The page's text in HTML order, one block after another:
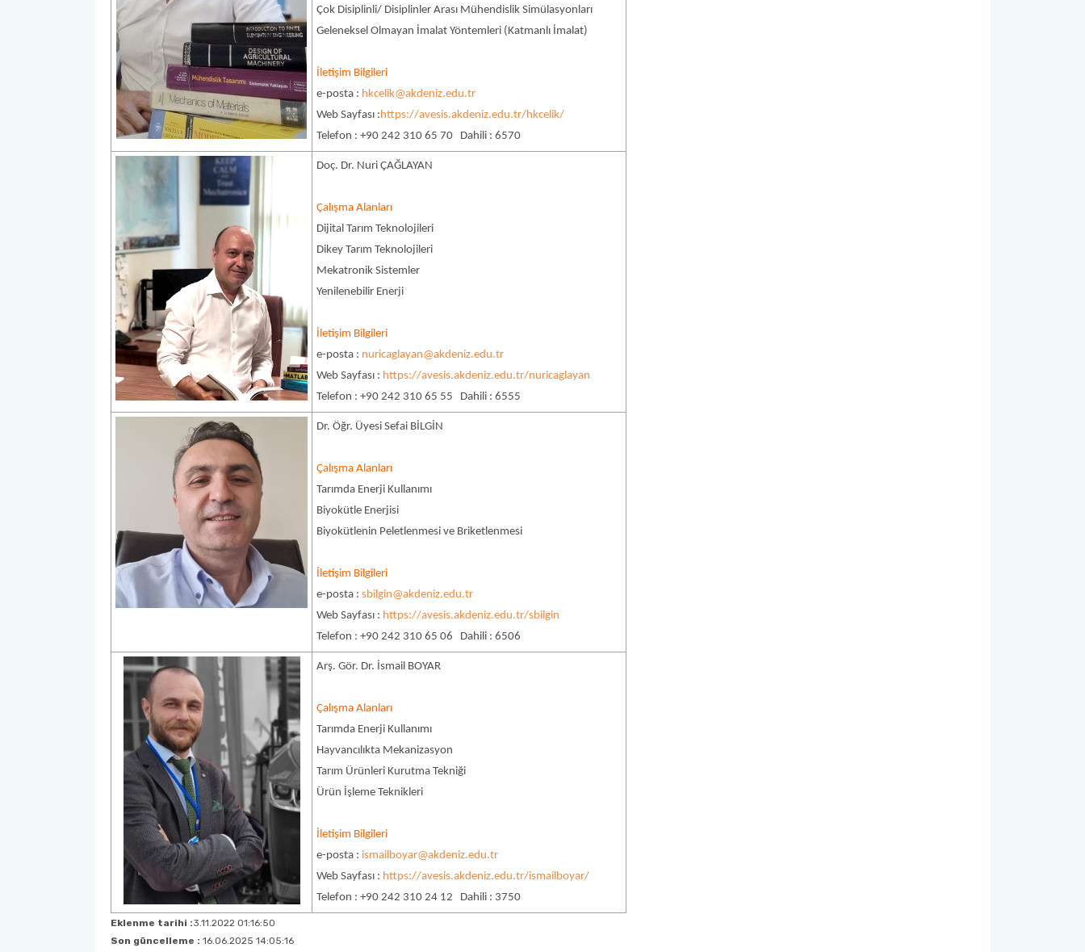
Çok Disiplinli/ Disiplinler Arası Mühendislik Simülasyonları
Geleneksel Olmayan İmalat Yöntemleri (Katmanlı İmalat)
İletişim Bilgileri
e-posta : hkcelik@akdeniz.edu.tr
Web Sayfası :https://avesis.akdeniz.edu.tr/hkcelik/
Telefon : +90 242 310 65 70 Dahili : 6570
Doç. Dr. Nuri ÇAĞLAYAN
Çalışma Alanları
Dijital Tarım Teknolojileri
Dikey Tarım Teknolojileri
Mekatronik Sistemler
Yenilenebilir Enerji
İletişim Bilgileri
e-posta : nuricaglayan@akdeniz.edu.tr
Web Sayfası : https://avesis.akdeniz.edu.tr/nuricaglayan
Telefon : +90 242 310 65 55 Dahili : 6555
Dr. Öğr. Üyesi Sefai BİLGİN
Çalışma Alanları
Tarımda Enerji Kullanımı
Biyokütle Enerjisi
Biyokütlenin Peletlenmesi ve Briketlenmesi
İletişim Bilgileri
e-posta :sbilgin@akdeniz.edu.tr
Web Sayfası : https://avesis.akdeniz.edu.tr/sbilgin
Telefon : +90 242 310 65 06 Dahili : 6506
Arş. Gör. Dr. İsmail BOYAR
Çalışma Alanları
Tarımda Enerji Kullanımı
Hayvancılıkta Mekanizasyon
Tarım Ürünleri Kurutma Tekniği
Ürün İşleme Teknikleri
İletişim Bilgileri
e-posta : ismailboyar@akdeniz.edu.tr
Web Sayfası : https://avesis.akdeniz.edu.tr/ismailboyar/
Telefon : +90 242 310 24 12 Dahili : 3750
Eklenme tarihi :3.11.2022 01:16:50
Son güncelleme : 16.06.2025 14:05:16